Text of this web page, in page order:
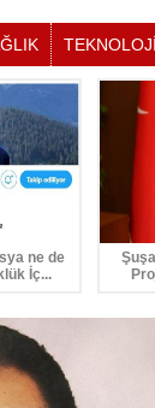
TEKNOLOJİ
ne de
İç...